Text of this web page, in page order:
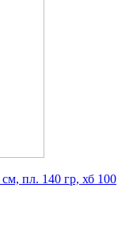
пл. 140 гр, хб 100